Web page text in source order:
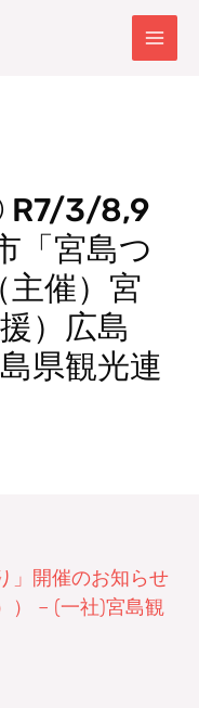
R7/3/8,9
「宮島つ
主催）宮
）広島
県観光連
」開催のお知らせ
） – (一社)宮島観